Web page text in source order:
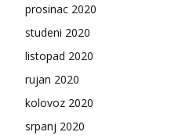
prosinac 2020
studeni 2020
listopad 2020
rujan 2020
kolovoz 2020
srpanj 2020